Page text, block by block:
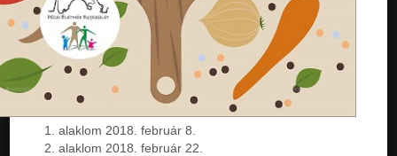
alaklom 2018. február 8.
alaklom 2018. február 22.